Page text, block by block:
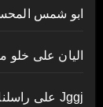
ابو شمس
اليان على خلو
Jggj على